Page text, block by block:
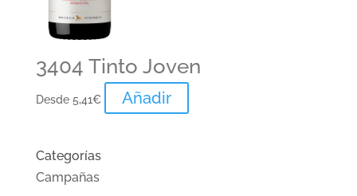
3404 Tinto Joven
Desde 5,41€ Añadir
Categorías
Campañas